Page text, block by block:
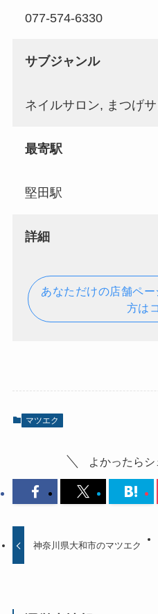
077-574-6330
サブジャンル
ネイルサロン, まつげ
最寄駅
堅田駅
詳細
あなただけの店舗ペ
方は
マツエク
よかったらシ
神奈川県大和市のマツエク